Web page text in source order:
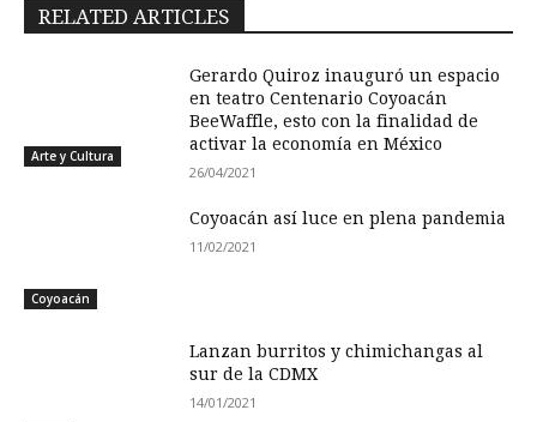
RELATED ARTICLES
Arte y Cultura
Gerardo Quiroz inauguró un espacio
en teatro Centenario Coyoacán
BeeWaffle, esto con la finalidad de
activar la economía en México
26/04/2021
Coyoacán
Coyoacán así luce en plena pandemia
11/02/2021
Lanzan burritos y chimichangas al
sur de la CDMX
14/01/2021